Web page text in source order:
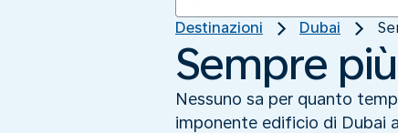
Destinazioni Dubai
Sempre
Nessuno sa per quanto
imponente edificio di Dubai